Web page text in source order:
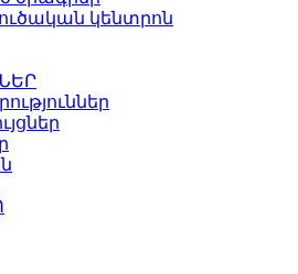
կենտրոն